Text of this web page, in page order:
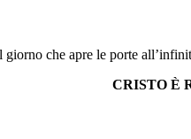
giorno che apre le porte
CRISTO È